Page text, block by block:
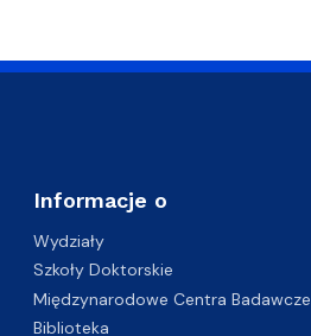
Informacje o
Wydziały
Szkoły Doktorskie
Międzynarodowe Centra Badawcze
Biblioteka